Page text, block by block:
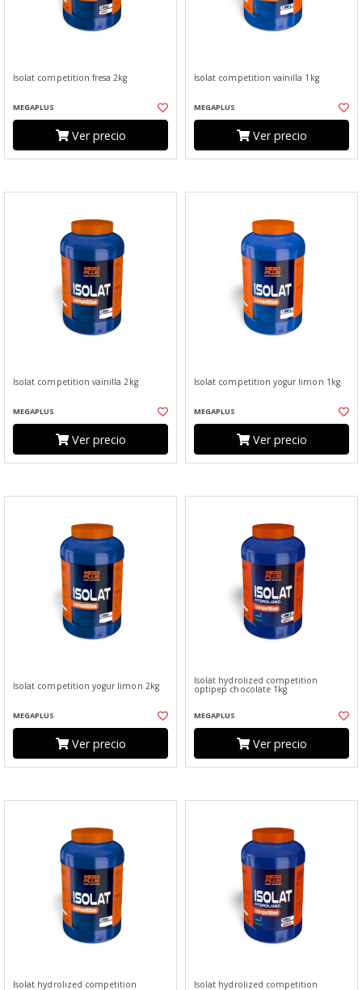
Isolat competition fresa 2kg
MEGAPLUS
Ver precio
Isolat competition vainilla 1kg
MEGAPLUS
Ver precio
Isolat competition vainilla 2kg
MEGAPLUS
Ver precio
Isolat competition yogur limon 1kg
MEGAPLUS
Ver precio
Isolat competition yogur limon 2kg
MEGAPLUS
Ver precio
Isolat hydrolized competition
optipep chocolate 1kg
MEGAPLUS
Ver precio
Isolat hydrolized competition Isolat hydrolized competition